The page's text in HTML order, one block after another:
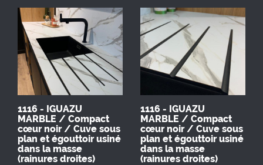
1116 - IGUAZU
MARBLE / Compact
cœur noir / Cuve sous
plan et égouttoir usiné
dans la masse
(rainures droites)
1116 - IGUAZU
MARBLE / Compact
cœur noir / Cuve sous
plan et égouttoir usiné
dans la masse
(rainures droites)